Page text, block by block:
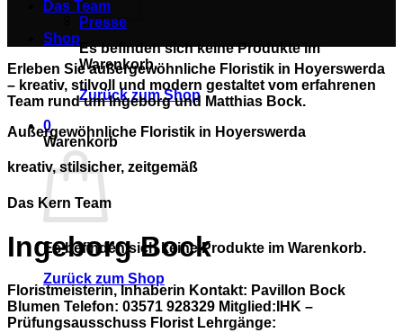
Es befinden sich keine Produkte im
Warenkorb.
Zurück zum Shop
0
Warenkorb
Es befinden sich keine Produkte im Warenkorb.
Zurück zum Shop
Das Team
Presse
Shop
Erleben Sie außergewöhnliche Floristik in Hoyerswerda
– kreativ, stilvoll und modern gestaltet vom erfahrenen
Team rund um Ingeborg und Matthias Bock.
Außergewöhnliche Floristik in Hoyerswerda
kreativ, stilsicher, zeitgemäß
Das Kern Team
Ingeborg Bock
Floristmeisterin, Inhaberin Kontakt: Pavillon Bock
Blumen Telefon: 03571 928329 Mitglied:IHK –
Prüfungsausschuss Florist Lehrgänge: